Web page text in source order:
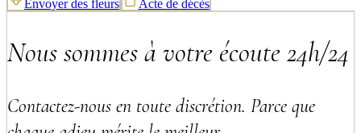
Envoyer des fleurs Acte de décès
Nous sommes à votre écoute 24h/24
Contactez-nous en toute discrétion. Parce que